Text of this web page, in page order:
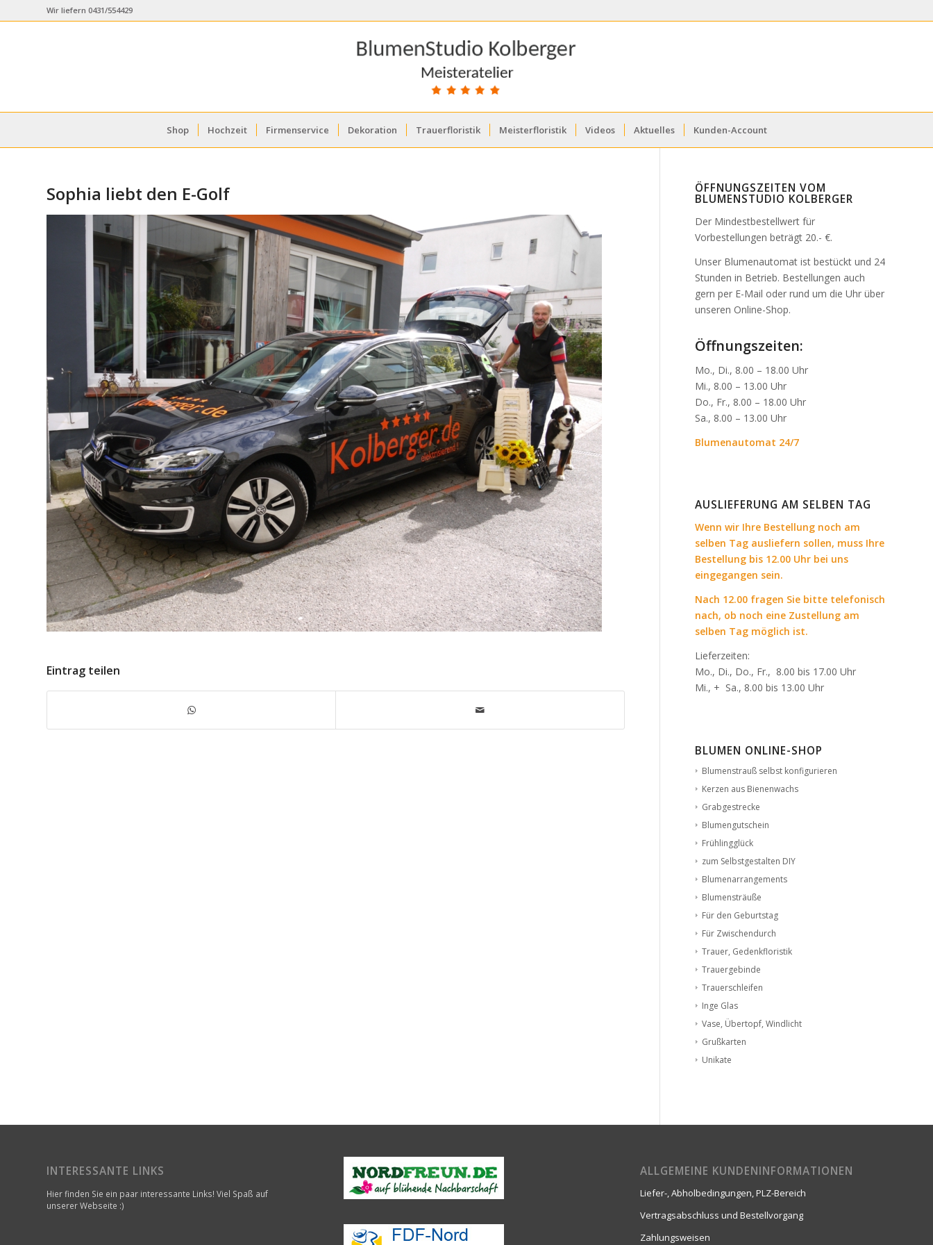
Wir liefern 0431/554429
Shop Hochzeit Firmenservice Dekoration Trauerfloristik Meisterfloristik Videos Aktuelles Kunden-Account
Sophia liebt den E-Golf
Eintrag teilen
ÖFFNUNGSZEITEN VOM
BLUMENSTUDIO KOLBERGER
Der Mindestbestellwert für
Vorbestellungen beträgt 20.- €.
Unser Blumenautomat ist bestückt und 24
Stunden in Betrieb. Bestellungen auch
gern per E-Mail oder rund um die Uhr über
unseren Online-Shop.
Öffnungszeiten:
Mo., Di., 8.00 – 18.00 Uhr
Mi., 8.00 – 13.00 Uhr
Do., Fr., 8.00 – 18.00 Uhr
Sa., 8.00 – 13.00 Uhr
Blumenautomat 24/7
AUSLIEFERUNG AM SELBEN TAG
Wenn wir Ihre Bestellung noch am
selben Tag ausliefern sollen, muss Ihre
Bestellung bis 12.00 Uhr bei uns
eingegangen sein.
Nach 12.00 fragen Sie bitte telefonisch
nach, ob noch eine Zustellung am
selben Tag möglich ist.
Lieferzeiten:
Mo., Di., Do., Fr., 8.00 bis 17.00 Uhr
Mi., + Sa., 8.00 bis 13.00 Uhr
BLUMEN ONLINE-SHOP
Blumenstrauß selbst konfigurieren
Kerzen aus Bienenwachs
Grabgestrecke
Blumengutschein
Frühlingglück
zum Selbstgestalten DIY
Blumenarrangements
Blumensträuße
Für den Geburtstag
Für Zwischendurch
Trauer, Gedenkfloristik
Trauergebinde
Trauerschleifen
Inge Glas
Vase, Übertopf, Windlicht
Grußkarten
Unikate
INTERESSANTE LINKS
Hier finden Sie ein paar interessante Links! Viel Spaß auf
unserer Webseite :)
ALLGEMEINE KUNDENINFORMATIONEN
Liefer-, Abholbedingungen, PLZ-Bereich
Vertragsabschluss und Bestellvorgang
Zahlungsweisen